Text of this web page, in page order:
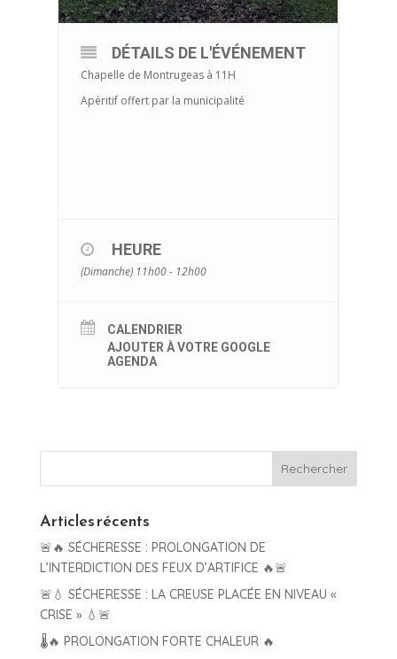
DÉTAILS DE L'ÉVÉNEMENT
Chapelle de Montrugeas à 11H
Apéritif offert par la municipalité
HEURE
(Dimanche) 11h00 - 12h00
CALENDRIER
AJOUTER À VOTRE GOOGLE
AGENDA
Articles récents
🚨🔥 SÉCHERESSE : PROLONGATION DE
L’INTERDICTION DES FEUX D’ARTIFICE 🔥🚨
🚨💧 SÉCHERESSE : LA CREUSE PLACÉE EN NIVEAU «
CRISE » 💧🚨
🌡️🔥 PROLONGATION FORTE CHALEUR 🔥